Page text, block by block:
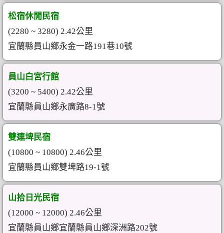
松宿休閒民宿
(2280 ~ 3280) 2.42公里
宜蘭縣員山鄉永金一路191巷10號
員山白宮行館
(3200 ~ 5400) 2.42公里
宜蘭縣員山鄉永廣路8-1號
雙連埤民宿
(10800 ~ 10800) 2.46公里
宜蘭縣員山鄉雙埤路19-1號
山拾日光民宿
(12000 ~ 12000) 2.46公里
宜蘭縣員山鄉宜蘭縣員山鄉深洲路202號